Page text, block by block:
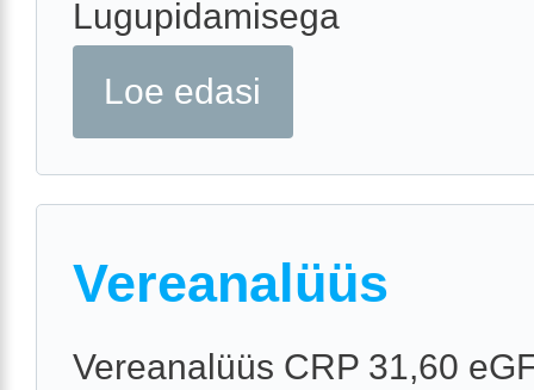
Lugupidamisega
Loe edasi
Vereanalüüs
Vereanalüüs CRP 31,60